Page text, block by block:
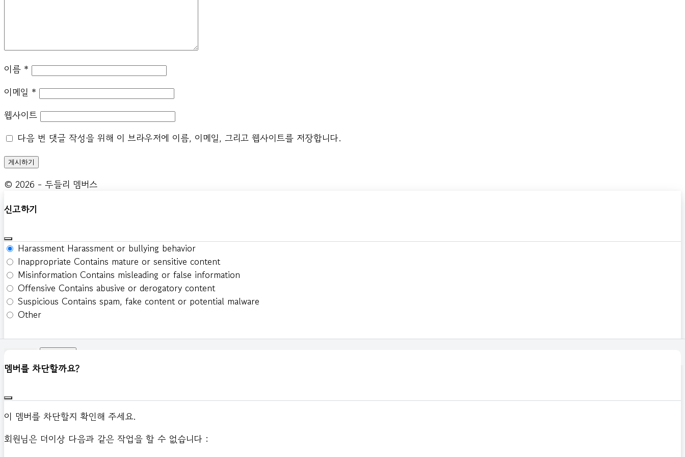
이름 *
이메일 *
웹사이트
다음 번 댓글 작성을 위해 이 브라우저에 이름, 이메일, 그리고 웹사이트를 저장합니다.
© 2026 - 두들리 멤버스
신고하기
Harassment Harassment or bullying behavior
Inappropriate Contains mature or sensitive content
Misinformation Contains misleading or false information
Offensive Contains abusive or derogatory content
Suspicious Contains spam, fake content or potential malware
Other
멤버를 차단할까요?
이 멤버를 차단할지 확인해 주세요.
회원님은 더이상 다음과 같은 작업을 할 수 없습니다 :